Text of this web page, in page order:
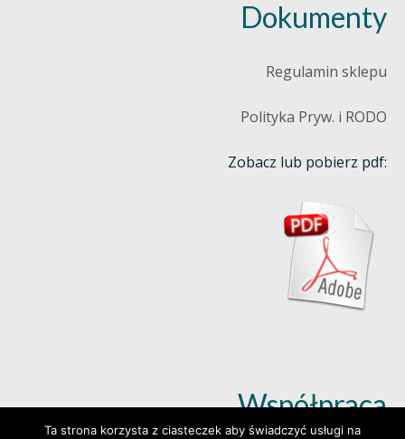
Dokumenty
Regulamin sklepu
Polityka Pryw. i RODO
Zobacz lub pobierz pdf:
Współpraca
Ta strona korzysta z ciasteczek aby świadczyć usługi na